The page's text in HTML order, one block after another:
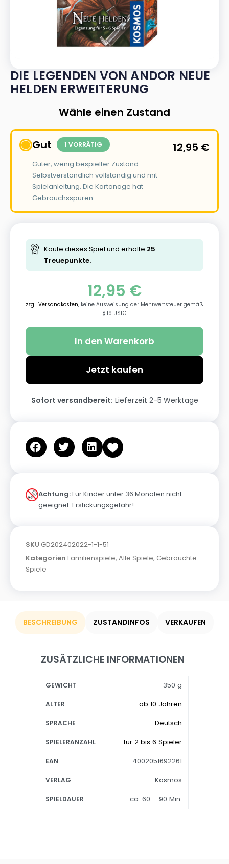
DIE LEGENDEN VON ANDOR NEUE
HELDEN ERWEITERUNG
Wähle einen Zustand
Gut 1 VORRÄTIG
Guter, wenig bespielter Zustand.
Selbstverständlich vollständig und mit
Spielanleitung. Die Kartonage hat
Gebrauchsspuren.
12,95 €
Kaufe dieses Spiel und erhalte 25
Treuepunkte.
12,95 €
zzgl. Versandkosten, keine Ausweisung der Mehrwertsteuer gemäß
§ 19 UStG
In den Warenkorb
Jetzt kaufen
Sofort versandbereit: Lieferzeit 2-5 Werktage
Achtung:Für Kinder unter 36 Monaten nicht
geeignet. Erstickungsgefahr!
SKU GD202402022-1-1-51
Kategorien Familienspiele, Alle Spiele, Gebrauchte
Spiele
BESCHREIBUNG ZUSTANDINFOS VERKAUFEN
ZUSÄTZLICHE INFORMATIONEN
GEWICHT 350 g
ALTER ab 10 Jahren
SPRACHE Deutsch
SPIELERANZAHL für 2 bis 6 Spieler
EAN 4002051692261
VERLAG Kosmos
SPIELDAUER ca. 60 – 90 Min.